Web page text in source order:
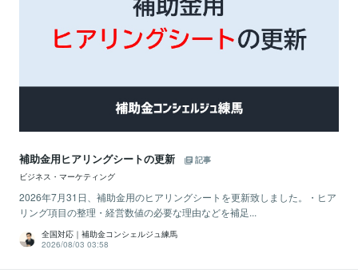
補助金用ヒアリングシートの更新
記事
ビジネス・マーケティング
2026年7月31日、補助金用のヒアリングシートを更新致しました。・ヒア
リング項目の整理・経営数値の必要な理由などを補足...
全国対応｜補助金コンシェルジュ練馬
2026/08/03 03:58